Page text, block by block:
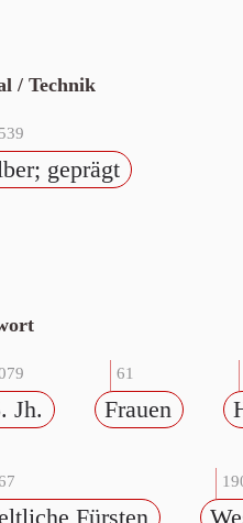
/ Technik
geprägt
Jh.
61
Frauen
Fürsten